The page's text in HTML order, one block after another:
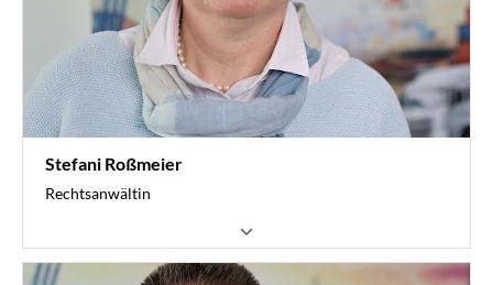
Stefani Roßmeier
Rechtsanwältin
Stv. Leiterin Kompetenzzentrum Recht (KomRe)
Sozialrecht